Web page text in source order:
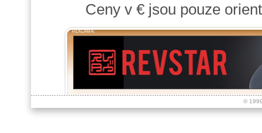
Ceny v € jsou pouze
REKLAMA:
©